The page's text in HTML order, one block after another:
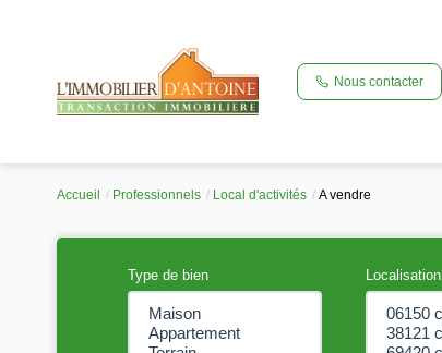
Nous contacter
Accueil Professionnels Local d'activités A vendre
Type de bien Localisation